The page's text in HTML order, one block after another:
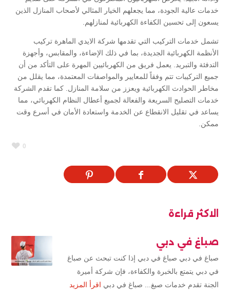
خدمات عالية الجودة، مما يجعلهم الخيار المثالي لأصحاب المنازل الذين
يسعون إلى تحسين الكفاءة الكهربائية لمنازلهم.
تشمل خدمات التركيب التي تقدمها شركة الايدي الماهرة تركيب
الأنظمة الكهربائية الجديدة، بما في ذلك الإضاءة، والمقابس، وأجهزة
التدفئة والتبريد. يعمل فريق من الكهربائيين المهرة على التأكد من أن
جميع التركيبات تتم وفقاً للمعايير والمواصفات المعتمدة، مما يقلل من
مخاطر الحوادث الكهربائية ويعزز من سلامة المنازل. كما تقدم الشركة
خدمات التصليح السريعة والفعالة لجميع أعطال النظام الكهربائي، مما
يساعد في تقليل الانقطاع عن الخدمة واستعادة الأمان في أسرع وقت
ممكن.
0
الاكثر قراءة
صباغ في دبي
صباغ في دبي صباغ في دبي إذا كنت تبحث عن صباغ
في دبي يتمتع بالخبرة والكفاءة، فإن شركة أميرة
الجنة تقدم خدمات صبغ... صباغ في دبي اقرأ المزيد